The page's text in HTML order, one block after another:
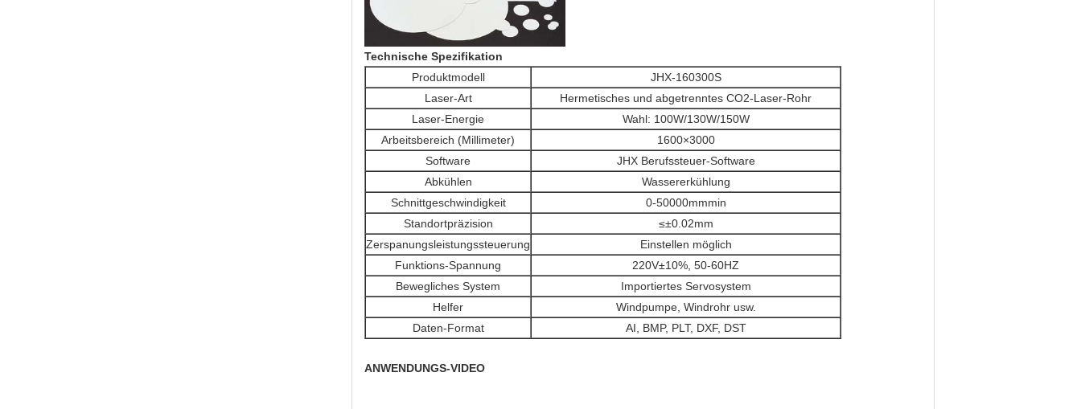
Technische Spezifikation
Produktmodell
JHX-160300S
Laser-Art
Hermetisches und abgetrenntes CO2-Laser-Rohr
Laser-Energie
Wahl: 100W/130W/150W
Arbeitsbereich (Millimeter)
1600×3000
Software
JHX Berufssteuer-Software
Abkühlen
Wassererkühlung
Schnittgeschwindigkeit
0-50000mmmin
Standortpräzision
≤±0.02mm
Zerspanungsleistungssteuerung
Einstellen möglich
Funktions-Spannung
220V±10%, 50-60HZ
Bewegliches System
Importiertes Servosystem
Helfer
Windpumpe, Windrohr usw.
Daten-Format
AI, BMP, PLT, DXF, DST
ANWENDUNGS-VIDEO